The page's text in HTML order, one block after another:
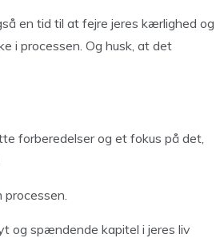
en tid til at fejre jeres kærlighed og
i processen. Og husk, at det
forberedelser og et fokus på det,
og spændende kapitel i jeres liv